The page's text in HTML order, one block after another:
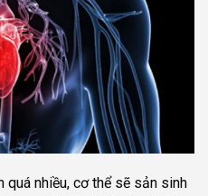
nhiều, cơ thể sẽ sản sinh